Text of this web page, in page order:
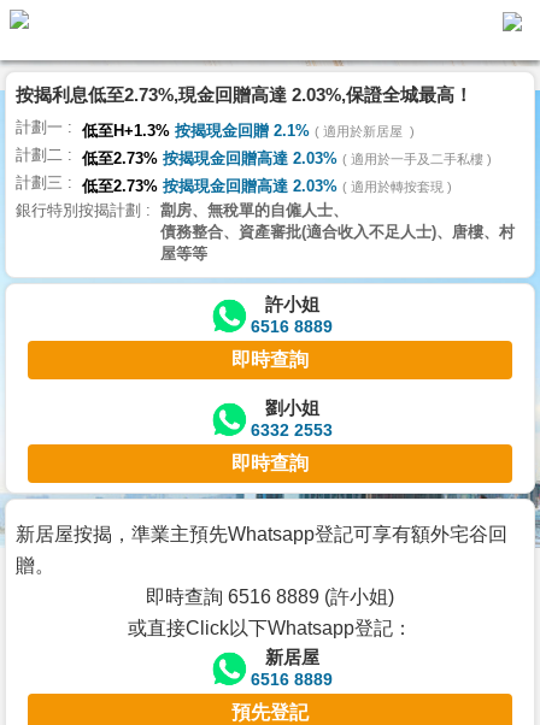
代
理
主
頁
搵
樓/
交
業
主
宅
谷
按
按揭利息低至2.73%,現金回贈高達 2.03%,保證全城最高！
計劃一 低至H+1.3% 按揭現金回贈 2.1% 適用於新居屋
計劃二 低至2.73% 按揭現金回贈高達 2.03% 適用於一手及二手私樓
計劃三 低至2.73% 按揭現金回贈高達 2.03% 適用於轉按套現
銀行特別按揭計劃
劏房、無稅單的自僱人士、
債務整合、資產審批(適合收入不足人士)、唐樓、村
屋等等
許小姐
6516 8889
即時查詢
劉小姐
6332 2553
即時查詢
新居屋按揭，準業主預先Whatsapp登記可享有額外宅谷回
贈。
即時查詢 6516 8889 (許小姐)
或直接Click以下Whatsapp登記：
新居屋
6516 8889
預先登記